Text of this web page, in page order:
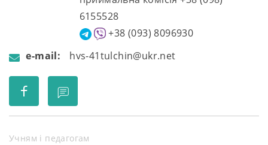
6155528
+38 (093) 8096930
e-mail:
hvs-41tulchin@ukr.net
Учням і педагогам